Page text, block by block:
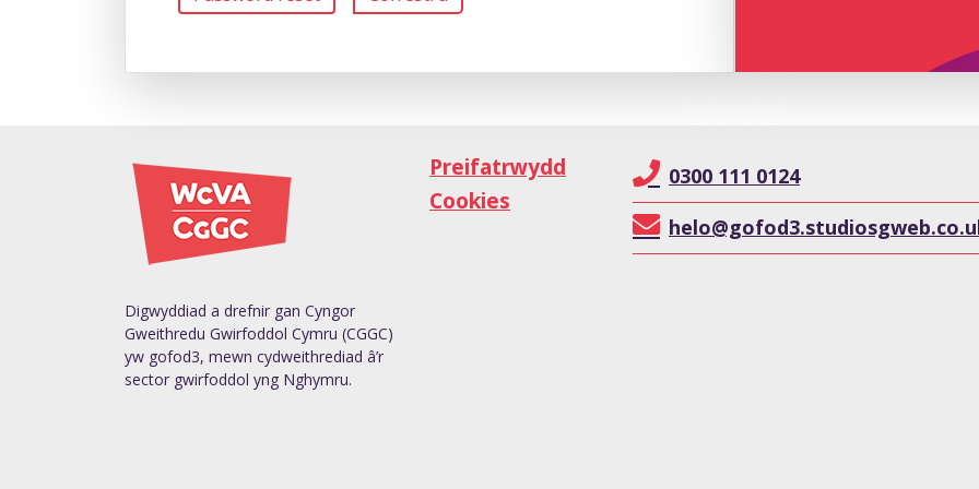
Digwyddiad a drefnir gan Cyngor
Gweithredu Gwirfoddol Cymru (CGGC)
yw gofod3, mewn cydweithrediad â’r
sector gwirfoddol yng Nghymru.
Preifatrwydd
Cookies
0300 111 0124